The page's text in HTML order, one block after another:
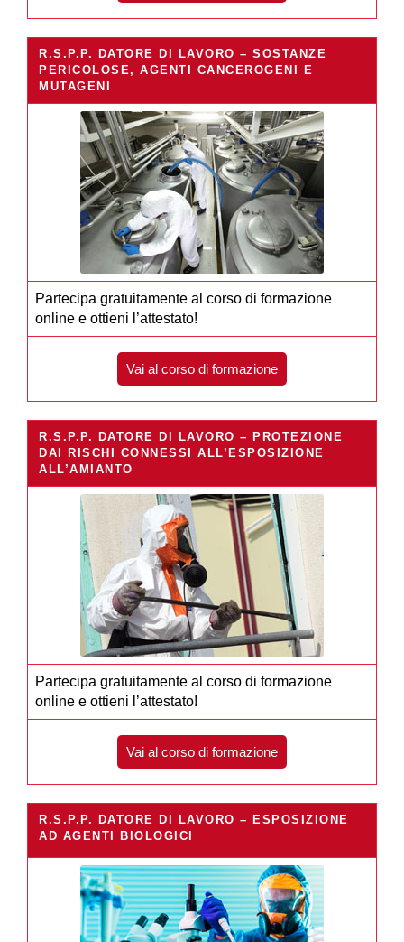
R.S.P.P. DATORE DI LAVORO – SOSTANZE
PERICOLOSE, AGENTI CANCEROGENI E
MUTAGENI
Partecipa gratuitamente al corso di formazione
online e ottieni l’attestato!
Vai al corso di formazione
R.S.P.P. DATORE DI LAVORO – PROTEZIONE
DAI RISCHI CONNESSI ALL’ESPOSIZIONE
ALL’AMIANTO
Partecipa gratuitamente al corso di formazione
online e ottieni l’attestato!
Vai al corso di formazione
R.S.P.P. DATORE DI LAVORO – ESPOSIZIONE
AD AGENTI BIOLOGICI